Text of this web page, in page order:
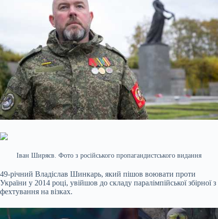
Іван Ширяєв. Фото з російського пропагандистського видання
49-річний Владіслав Шинкарь, який пішов воювати проти
України у 2014 році, увійшов до складу паралімпійської збірної з
фехтування на візках.